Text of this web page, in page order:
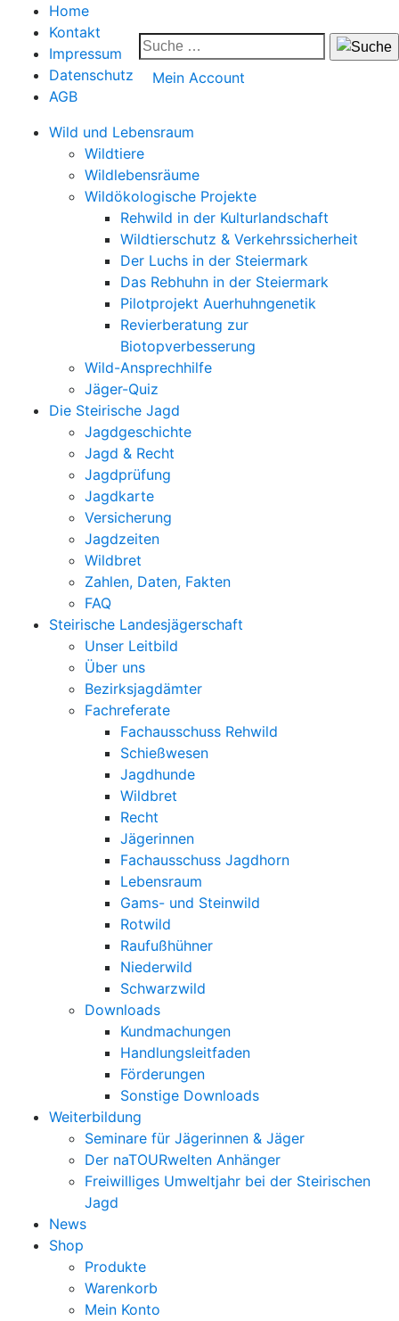
Home
Kontakt
Impressum
Datenschutz
AGB
Mein Account
Wild und Lebensraum
Wildtiere
Wildlebensräume
Wildökologische Projekte
Rehwild in der Kulturlandschaft
Wildtierschutz & Verkehrssicherheit
Der Luchs in der Steiermark
Das Rebhuhn in der Steiermark
Pilotprojekt Auerhuhngenetik
Revierberatung zur
Biotopverbesserung
Wild-Ansprechhilfe
Jäger-Quiz
Die Steirische Jagd
Jagdgeschichte
Jagd & Recht
Jagdprüfung
Jagdkarte
Versicherung
Jagdzeiten
Wildbret
Zahlen, Daten, Fakten
FAQ
Steirische Landesjägerschaft
Unser Leitbild
Über uns
Bezirksjagdämter
Fachreferate
Fachausschuss Rehwild
Schießwesen
Jagdhunde
Wildbret
Recht
Jägerinnen
Fachausschuss Jagdhorn
Lebensraum
Gams- und Steinwild
Rotwild
Raufußhühner
Niederwild
Schwarzwild
Downloads
Kundmachungen
Handlungsleitfaden
Förderungen
Sonstige Downloads
Weiterbildung
Seminare für Jägerinnen & Jäger
Der naTOURwelten Anhänger
Freiwilliges Umweltjahr bei der Steirischen
Jagd
News
Shop
Produkte
Warenkorb
Mein Konto